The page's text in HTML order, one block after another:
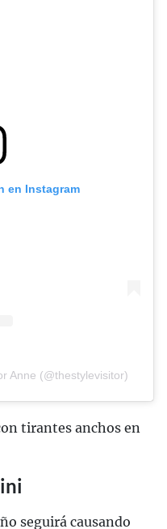
en Instagram
Anne (@thestylevisitor)
tirantes anchos en
seguirá causando